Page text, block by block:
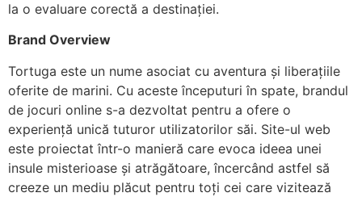
la o evaluare corectă a destinației.
Brand Overview
Tortuga este un nume asociat cu aventura și liberațiile
oferite de marini. Cu aceste începuturi în spate, brandul
de jocuri online s-a dezvoltat pentru a ofere o
experiență unică tuturor utilizatorilor săi. Site-ul web
este proiectat într-o manieră care evoca ideea unei
insule misterioase și atrăgătoare, încercând astfel să
creeze un mediu plăcut pentru toți cei care vizitează